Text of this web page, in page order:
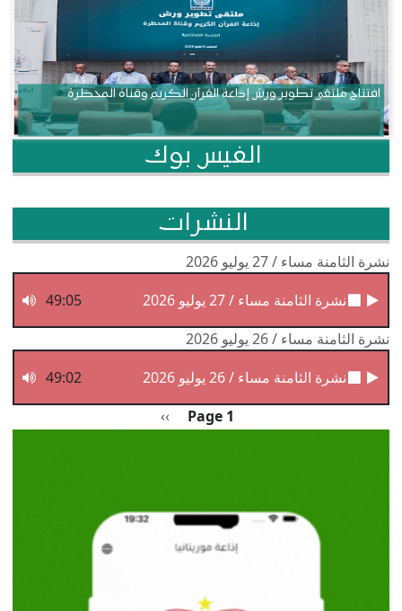
افتتاح ملتقى تطوير ورش إذاعة القرآن الكريم وقناة المحظرة
الفيس بوك
النشرات
نشرة الثامنة مساء / 27 يوليو 2026
نشرة الثامنة مساء / 27 يوليو 2026
49:05
نشرة الثامنة مساء / 26 يوليو 2026
نشرة الثامنة مساء / 26 يوليو 2026
49:02
Page 1 الصفحة التالية
››